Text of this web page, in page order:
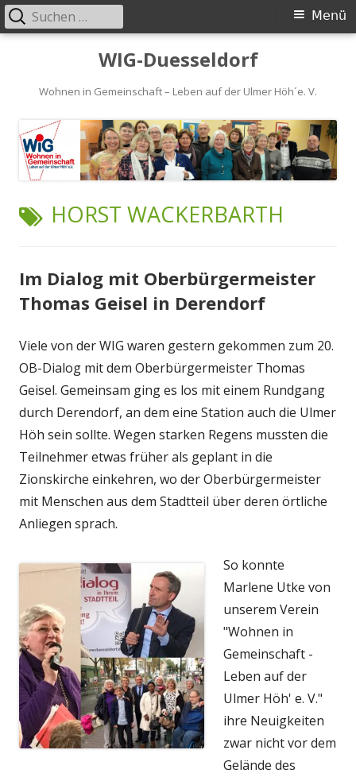
WIG-Duesseldorf
Wohnen in Gemeinschaft – Leben auf der Ulmer Höh´e. V.
Primäres
Menü
Suchen
nach:
SCHLAGWORT:
HORST WACKERBARTH
Im Dialog mit Oberbürgermeister
Thomas Geisel in Derendorf
Viele von der WIG waren gestern gekommen zum 20.
OB-Dialog mit dem Oberbürgermeister Thomas
Geisel. Gemeinsam ging es los mit einem Rundgang
durch Derendorf, an dem eine Station auch die Ulmer
Höh sein sollte. Wegen starken Regens mussten die
Teilnehmer etwas früher als geplant in die
Zionskirche einkehren, wo der Oberbürgermeister
mit Menschen aus dem Stadtteil über deren örtliche
Anliegen sprach.
So konnte
Marlene Utke von
unserem Verein
"Wohnen in
Gemeinschaft -
Leben auf der
Ulmer Höh' e. V."
ihre Neuigkeiten
zwar nicht vor dem
Gelände des